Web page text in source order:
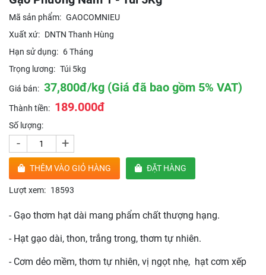
Mã sản phẩm: GAOCOMNIEU
Xuất xứ: DNTN Thanh Hùng
Hạn sử dụng: 6 Tháng
Trọng lương: Túi 5kg
Giá bán: 37,800đ/kg (Giá đã bao gồm 5% VAT)
Thành tiền: 189.000đ
Số lượng:
- +
THÊM VÀO GIỎ HÀNG ĐẶT HÀNG
Lượt xem: 18593
- Gạo thơm hạt dài mang phẩm chất thượng hạng.
- Hạt gạo dài, thon, trắng trong, thơm tự nhiên.
- Cơm dẻo mềm, thơm tự nhiên, vị ngọt nhẹ, hạt cơm xếp